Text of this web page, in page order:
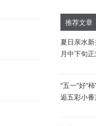
推荐文章
夏日亲水
月中下旬
“五一”好“
逅五彩小